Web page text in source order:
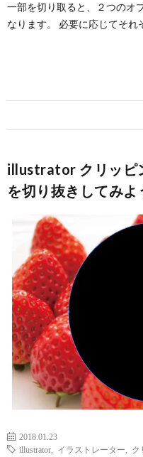
一部を切り取ると、２つのオ
なります。 必要に応じてそれ
illustrator クリッピ
を切り抜きしてみよ
2018.01.23
illustrator
イラストレーター ク